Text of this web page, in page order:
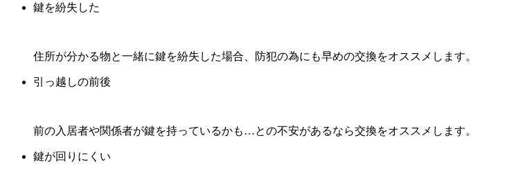
鍵を紛失した
住所が分かる物と一緒に鍵を紛失した場合、防犯の為にも早めの交換をオススメします。
引っ越しの前後
前の入居者や関係者が鍵を持っているかも…との不安があるなら交換をオススメします。
鍵が回りにくい